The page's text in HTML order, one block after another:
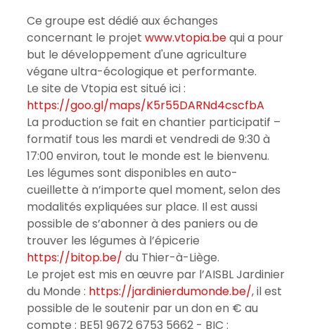
Ce groupe est dédié aux échanges
concernant le projet www.vtopia.be qui a pour
but le développement d'une agriculture
végane ultra-écologique et performante.
Le site de Vtopia est situé ici :
https://goo.gl/maps/K5r55DARNd4cscfbA
La production se fait en chantier participatif –
formatif tous les mardi et vendredi de 9:30 à
17:00 environ, tout le monde est le bienvenu.
Les légumes sont disponibles en auto-
cueillette à n’importe quel moment, selon des
modalités expliquées sur place. Il est aussi
possible de s’abonner à des paniers ou de
trouver les légumes à l’épicerie
https://bitop.be/ du Thier-à-Liège.
Le projet est mis en œuvre par l’AISBL Jardinier
du Monde : https://jardinierdumonde.be/, il est
possible de le soutenir par un don en € au
compte : BE51 9672 6753 5662 - BIC :